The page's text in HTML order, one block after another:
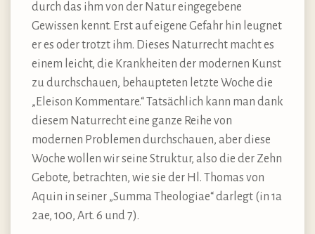
durch das ihm von der Natur eingegebene
Gewissen kennt. Erst auf eigene Gefahr hin leugnet
er es oder trotzt ihm. Dieses Naturrecht macht es
einem leicht, die Krankheiten der modernen Kunst
zu durchschauen, behaupteten letzte Woche die
„Eleison Kommentare.“ Tatsächlich kann man dank
diesem Naturrecht eine ganze Reihe von
modernen Problemen durchschauen, aber diese
Woche wollen wir seine Struktur, also die der Zehn
Gebote, betrachten, wie sie der Hl. Thomas von
Aquin in seiner „Summa Theologiae“ darlegt (in 1a
2ae, 100, Art. 6 und 7).